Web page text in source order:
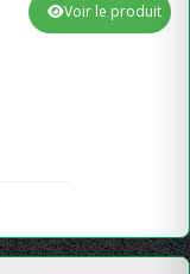
Voir le produit